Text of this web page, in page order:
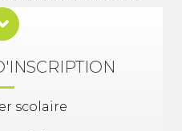
scolaire